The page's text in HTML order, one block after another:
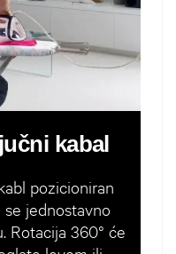
kabal
pozicioniran
jednostavno
Rotacija 360° će